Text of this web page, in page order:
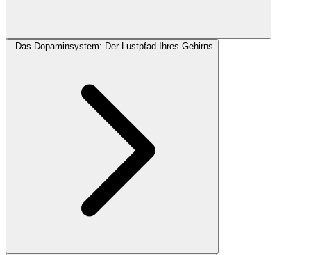
Das Dopaminsystem: Der Lustpfad Ihres Gehirns